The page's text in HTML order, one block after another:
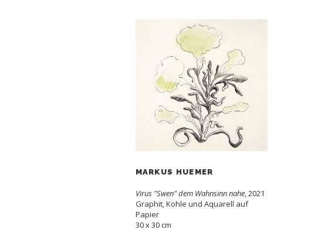
MARKUS HUEMER
Virus "Swen" dem Wahnsinn nahe, 2021
Graphit, Kohle und Aquarell auf
Papier
30 x 30 cm